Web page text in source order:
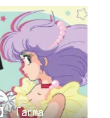
「arma